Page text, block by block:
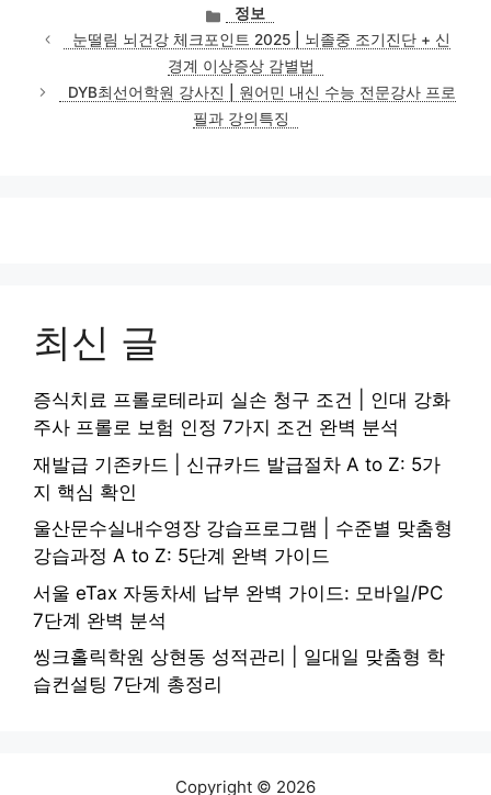
카
테
고
리
정보
눈떨림 뇌건강 체크포인트 2025 | 뇌졸중 조기진단 + 신
경계 이상증상 감별법
DYB최선어학원 강사진 | 원어민 내신 수능 전문강사 프로
필과 강의특징
최신 글
증식치료 프롤로테라피 실손 청구 조건 | 인대 강화
주사 프롤로 보험 인정 7가지 조건 완벽 분석
재발급 기존카드 | 신규카드 발급절차 A to Z: 5가
지 핵심 확인
울산문수실내수영장 강습프로그램 | 수준별 맞춤형
강습과정 A to Z: 5단계 완벽 가이드
서울 eTax 자동차세 납부 완벽 가이드: 모바일/PC
7단계 완벽 분석
씽크홀릭학원 상현동 성적관리 | 일대일 맞춤형 학
습컨설팅 7단계 총정리
Copyright © 2026